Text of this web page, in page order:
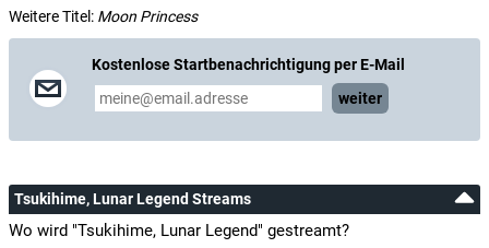
Weitere Titel: Moon Princess
Kostenlose Startbenachrichtigung per E-Mail
weiter
Tsukihime, Lunar Legend Streams
Wo wird "Tsukihime, Lunar Legend" gestreamt?